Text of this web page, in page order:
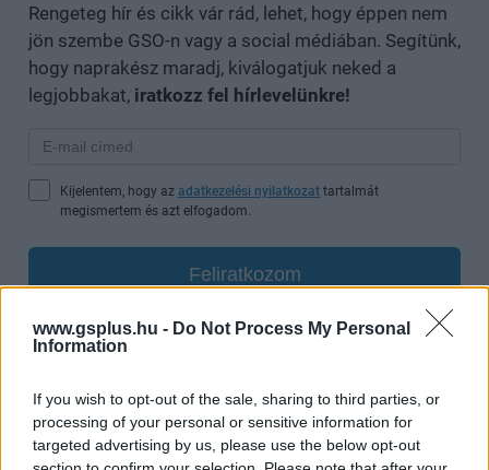
www.gsplus.hu - Do Not Process My Personal
Information
If you wish to opt-out of the sale, sharing to third parties, or
processing of your personal or sensitive information for
targeted advertising by us, please use the below opt-out
Rengeteg hír és cikk vár rád, lehet, hogy éppen nem
jön szembe GSO-n vagy a social médiában. Segítünk,
hogy naprakész maradj, kiválogatjuk neked a
legjobbakat, iratkozz fel hírlevelünkre!
Kijelentem, hogy az adatkezelési nyilatkozat tartalmát
megismertem és azt elfogadom.
Feliratkozom
hangulata – Jön a második forduló! (X)
Július végén folytatódik a balatoni strandröplabda-
sorozat.